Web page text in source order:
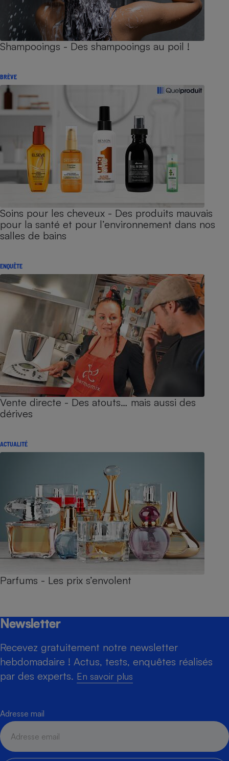
Shampooings - Des shampooings au poil !
BRÈVE
Soins pour les cheveux - Des produits mauvais
pour la santé et pour l’environnement dans nos
salles de bains
ENQUÊTE
Vente directe - Des atouts… mais aussi des
dérives
ACTUALITÉ
Parfums - Les prix s’envolent
Newsletter
Recevez gratuitement notre newsletter
hebdomadaire ! Actus, tests, enquêtes réalisés
par des experts. En savoir plus
Adresse mail